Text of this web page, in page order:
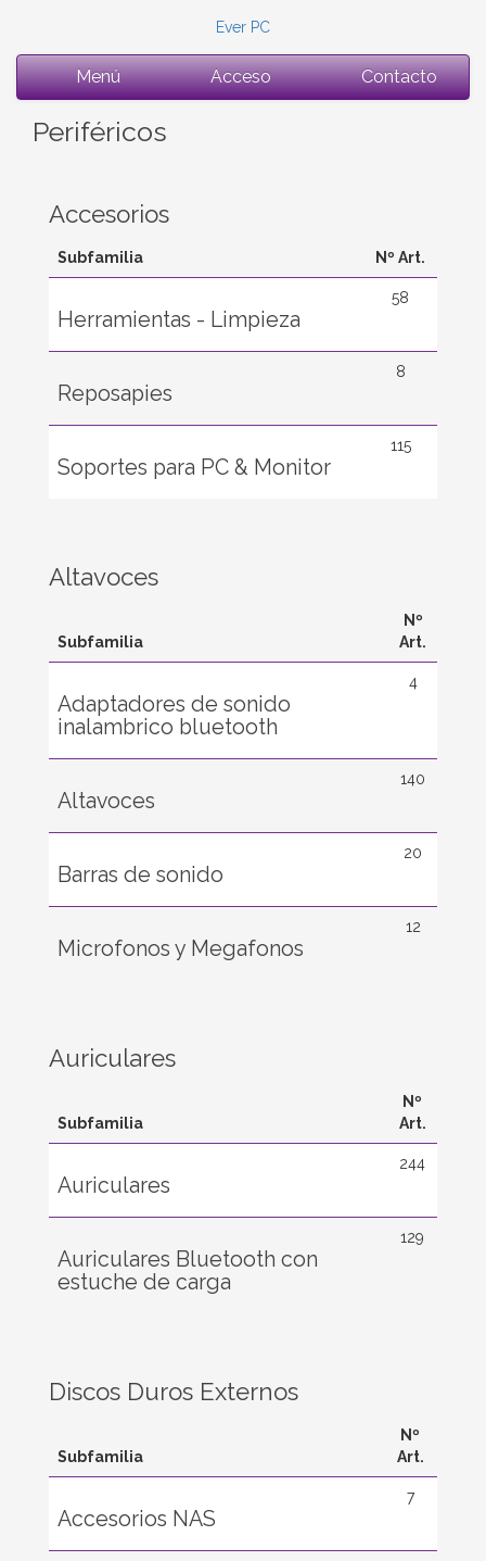
Ever PC
Menú Acceso Contacto
Periféricos
Accesorios
Subfamilia Nº Art.
Herramientas - Limpieza
58
Reposapies
8
Soportes para PC & Monitor
115
Altavoces
Subfamilia
Nº
Art.
Adaptadores de sonido
inalambrico bluetooth
4
Altavoces
140
Barras de sonido
20
Microfonos y Megafonos
12
Auriculares
Subfamilia
Nº
Art.
Auriculares
244
Auriculares Bluetooth con
estuche de carga
129
Discos Duros Externos
Subfamilia
Nº
Art.
Accesorios NAS
7